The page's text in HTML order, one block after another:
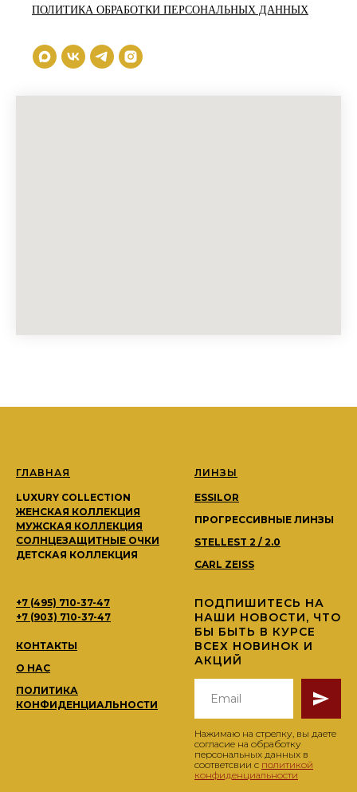
ПОЛИТИКА ОБРАБОТКИ ПЕРСОНАЛЬНЫХ ДАННЫХ
ГЛАВНАЯ
LUXURY COLLECTION
ЖЕНСКАЯ КОЛЛЕКЦИЯ
МУЖСКАЯ КОЛЛЕКЦИЯ
СОЛНЦЕЗАЩИТНЫЕ ОЧКИ
ДЕТСКАЯ КОЛЛЕКЦИЯ
ЛИНЗЫ
ESSILOR
ПРОГРЕССИВНЫЕ ЛИНЗЫ
STELLEST 2 / 2.0
CARL ZEISS
+7 (495) 710-37-47
+7 (903) 710-37-47
КОНТАКТЫ
О НАС
ПОЛИТИКА
КОНФИДЕНЦИАЛЬНОСТИ
ПОДПИШИТЕСЬ НА
НАШИ НОВОСТИ, ЧТО
БЫ БЫТЬ В КУРСЕ
ВСЕХ НОВИНОК И
АКЦИЙ
Нажимаю на стрелку, вы даете
согласие на обработку
персональных данных в
соответсвии с политикой
конфиденциальности